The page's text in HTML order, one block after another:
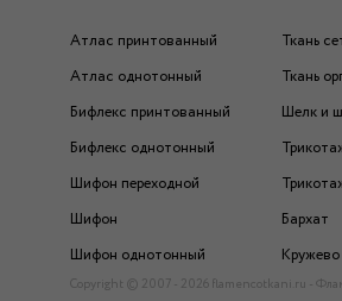
Атлас принтованный
Атлас однотонный
Бифлекс принтованный
Бифлекс однотонный
Шифон переходной
Шифон
Шифон однотонный
Ткань
Ткань
Шелк и
Бархат
Кружево
Copyright © 2007 - 2026 flamencotkani.ru -